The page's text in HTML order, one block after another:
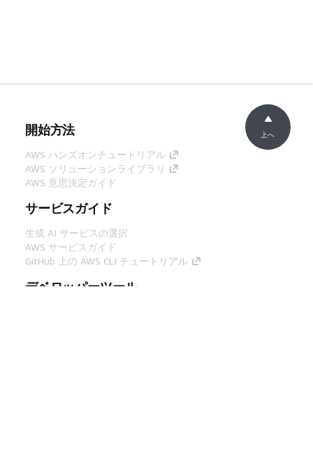
開始方法
AWS ハンズオンチュートリアル
AWS ソリューションライブラリ
AWS 意思決定ガイド
サービスガイド
生成 AI サービスの選択
AWS サービスガイド
GitHub 上の AWS CLI チュートリアル
デベロッパーツール
上へ